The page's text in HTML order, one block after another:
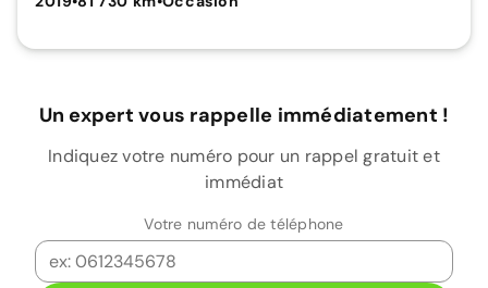
Un expert vous rappelle immédiatement !
Indiquez votre numéro pour un rappel gratuit et
immédiat
Votre numéro de téléphone